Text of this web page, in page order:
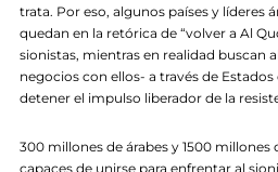
trata. Por eso, algunos países y líderes
quedan en la retórica de “volver a Al
sionistas, mientras en realidad buscan
negocios con ellos- a través de
detener el impulso liberador de la
300 millones de árabes y 1500
capaces de unirse para enfrentar al